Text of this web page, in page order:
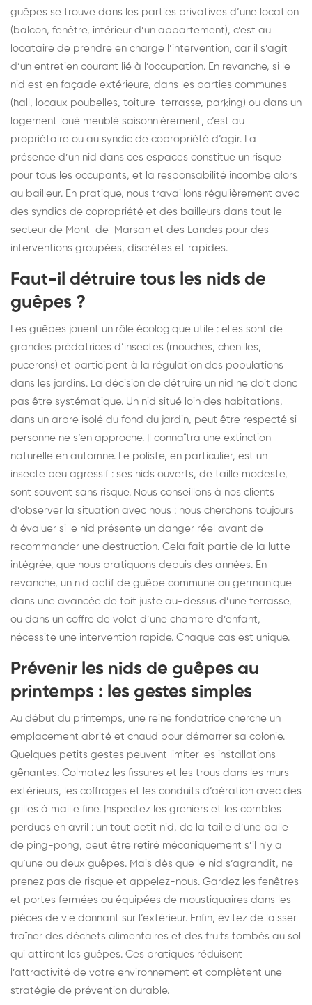
guêpes se trouve dans les parties privatives d’une location
(balcon, fenêtre, intérieur d’un appartement), c’est au
locataire de prendre en charge l’intervention, car il s’agit
d’un entretien courant lié à l’occupation. En revanche, si le
nid est en façade extérieure, dans les parties communes
(hall, locaux poubelles, toiture-terrasse, parking) ou dans un
logement loué meublé saisonnièrement, c’est au
propriétaire ou au syndic de copropriété d’agir. La
présence d’un nid dans ces espaces constitue un risque
pour tous les occupants, et la responsabilité incombe alors
au bailleur. En pratique, nous travaillons régulièrement avec
des syndics de copropriété et des bailleurs dans tout le
secteur de Mont-de-Marsan et des Landes pour des
interventions groupées, discrètes et rapides.
Faut-il détruire tous les nids de
guêpes ?
Les guêpes jouent un rôle écologique utile : elles sont de
grandes prédatrices d’insectes (mouches, chenilles,
pucerons) et participent à la régulation des populations
dans les jardins. La décision de détruire un nid ne doit donc
pas être systématique. Un nid situé loin des habitations,
dans un arbre isolé du fond du jardin, peut être respecté si
personne ne s’en approche. Il connaîtra une extinction
naturelle en automne. Le poliste, en particulier, est un
insecte peu agressif : ses nids ouverts, de taille modeste,
sont souvent sans risque. Nous conseillons à nos clients
d’observer la situation avec nous : nous cherchons toujours
à évaluer si le nid présente un danger réel avant de
recommander une destruction. Cela fait partie de la lutte
intégrée, que nous pratiquons depuis des années. En
revanche, un nid actif de guêpe commune ou germanique
dans une avancée de toit juste au-dessus d’une terrasse,
ou dans un coffre de volet d’une chambre d’enfant,
nécessite une intervention rapide. Chaque cas est unique.
Prévenir les nids de guêpes au
printemps : les gestes simples
Au début du printemps, une reine fondatrice cherche un
emplacement abrité et chaud pour démarrer sa colonie.
Quelques petits gestes peuvent limiter les installations
gênantes. Colmatez les fissures et les trous dans les murs
extérieurs, les coffrages et les conduits d’aération avec des
grilles à maille fine. Inspectez les greniers et les combles
perdues en avril : un tout petit nid, de la taille d’une balle
de ping-pong, peut être retiré mécaniquement s’il n’y a
qu’une ou deux guêpes. Mais dès que le nid s’agrandit, ne
prenez pas de risque et appelez-nous. Gardez les fenêtres
et portes fermées ou équipées de moustiquaires dans les
pièces de vie donnant sur l’extérieur. Enfin, évitez de laisser
traîner des déchets alimentaires et des fruits tombés au sol
qui attirent les guêpes. Ces pratiques réduisent
l’attractivité de votre environnement et complètent une
stratégie de prévention durable.